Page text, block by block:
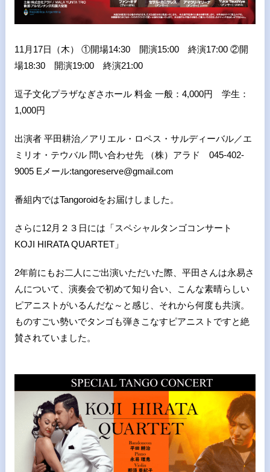
11月17日（木） ①開場14:30 開演15:00 終演17:00 ②開
場18:30 開演19:00 終演21:00
逗子文化プラザなぎさホール 料金 一般：4,000円 学生：
1,000円
出演者 平田耕治／アリエル・ロペス・サルディーバル／エ
ミリオ・テウバル 問い合わせ先 （株）アラド 045-402-
9005 Eメール:tangoreserve@gmail.com
番組内ではTangoroidをお届けしました。
さらに12月２３日には「スペシャルタンゴコンサート
KOJI HIRATA QUARTET」
2年前にもお二人にご出演いただいた際、平田さんは永易さ
んについて、演奏会で初めて知り合い、こんな素晴らしい
ピアニストがいるんだな～と感じ、それから何度も共演。
ものすごい勢いでタンゴも弾きこなすピアニストですと絶
賛されていました。